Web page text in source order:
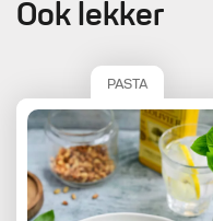
Ook lekker
PASTA